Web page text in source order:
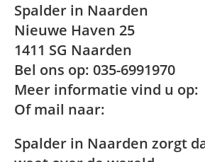
Spalder in Naarden
Nieuwe Haven 25
1411 SG Naarden
Bel ons op: 035-6991970
Meer informatie vind u op:
Of mail naar:
Spalder in Naarden zorgt